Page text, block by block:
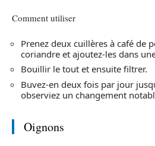
Comment utiliser
Prenez deux cuillères à café de
coriandre et ajoutez-les dans une
Bouillir le tout et ensuite filtrer.
Buvez-en deux fois par jour
observiez un changement
Oignons